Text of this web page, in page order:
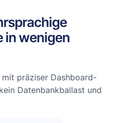
in wenigen
präziser Dashboard-
Datenbankballast und